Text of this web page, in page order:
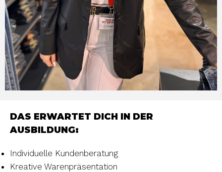
DAS ERWARTET DICH IN DER
AUSBILDUNG:
Individuelle Kundenberatung
Kreative Warenpräsentation